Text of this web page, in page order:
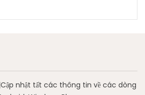
nhật tất các thông tin về các dòng